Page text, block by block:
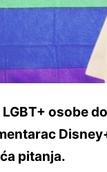
osobe
pitanja.